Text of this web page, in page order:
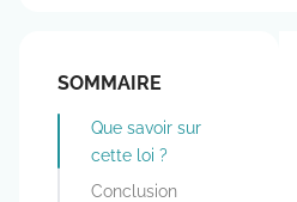
SOMMAIRE
Que savoir sur
cette loi ?
Conclusion